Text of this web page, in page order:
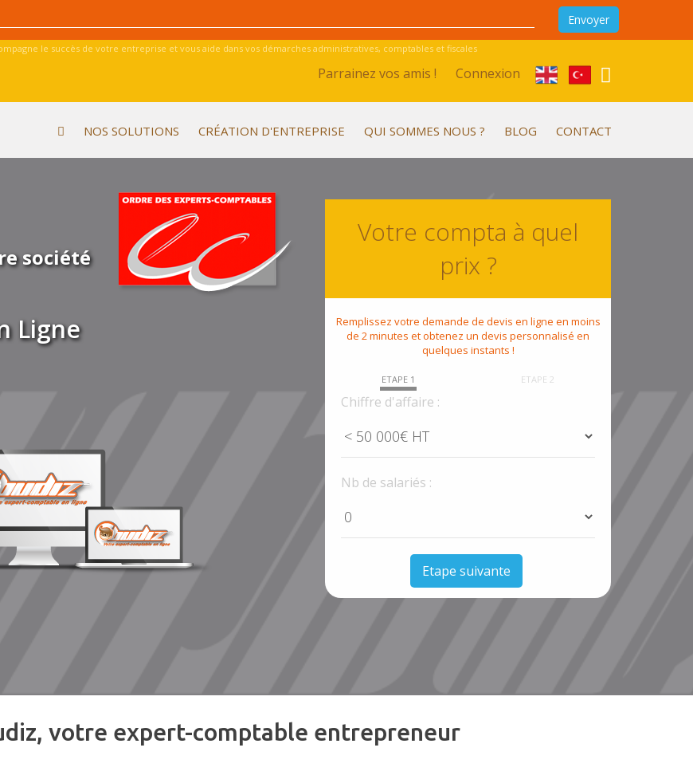
le succès de votre entreprise et vous aide dans vos démarches administratives, comptables et fiscales
Parrainez vos amis ! Connexion
NOS SOLUTIONS CRÉATION D'ENTREPRISE QUI SOMMES NOUS ? BLOG CONTACT
société
Ligne
Votre compta à quel
prix ?
Remplissez votre demande de devis en ligne en moins
de 2 minutes et obtenez un devis personnalisé en
quelques instants !
ETAPE 1 ETAPE 2
Chiffre d'affaire :
Nb de salariés :
Etape suivante
votre expert-comptable entrepreneur